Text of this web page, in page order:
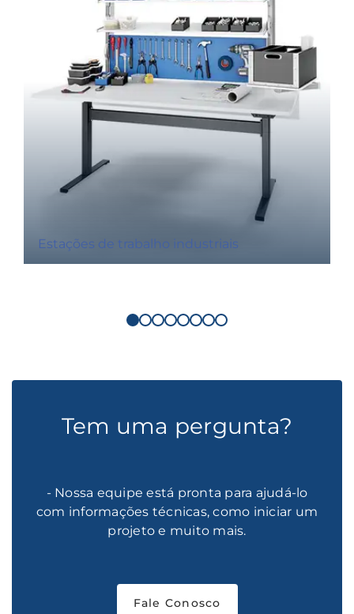
Estações de trabalho industriais
Tem uma pergunta?
- Nossa equipe está pronta para ajudá-lo
com informações técnicas, como iniciar um
projeto e muito mais.
Fale Conosco